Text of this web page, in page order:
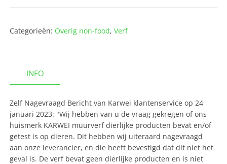
Categorieën: Overig non-food,Verf
INFO
Zelf Nagevraagd Bericht van Karwei klantenservice op 24
januari 2023: "Wij hebben van u de vraag gekregen of ons
huismerk KARWEI muurverf dierlijke producten bevat en/of
getest is op dieren. Dit hebben wij uiteraard nagevraagd
aan onze leverancier, en die heeft bevestigd dat dit niet het
geval is. De verf bevat geen dierlijke producten en is niet